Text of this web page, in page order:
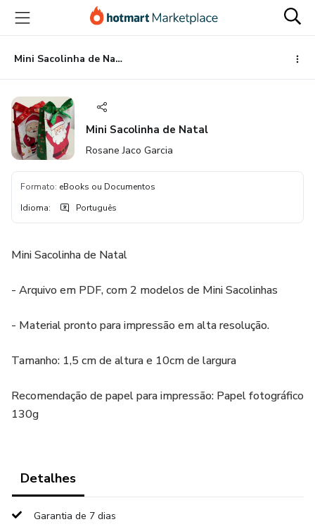
para
conteúdo
principal
para
pagamento
para
rodapé
Mini Sacolinha de Natal
Mini Sacolinha de Natal
Rosane Jaco Garcia
Formato: eBooks ou Documentos
Idioma: Português
Mini Sacolinha de Natal
- Arquivo em PDF, com 2 modelos de Mini Sacolinhas
- Material pronto para impressão em alta resolução.
Tamanho: 1,5 cm de altura e 10cm de largura
Recomendação de papel para impressão: Papel fotográfico
130g
Detalhes
Garantia de 7 dias